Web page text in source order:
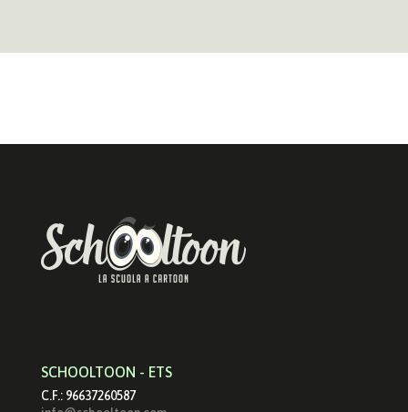
SCHOOLTOON - ETS
C.F.: 96637260587